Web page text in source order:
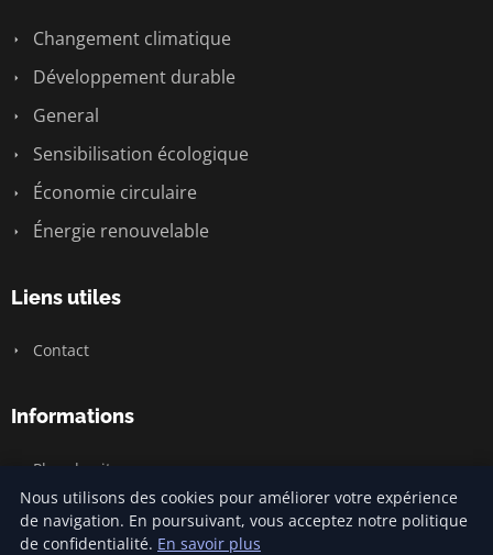
Changement climatique
Développement durable
General
Sensibilisation écologique
Économie circulaire
Énergie renouvelable
Liens utiles
Contact
Informations
Plan du site
Nous utilisons des cookies pour améliorer votre expérience
de navigation. En poursuivant, vous acceptez notre politique
de confidentialité. En savoir plus